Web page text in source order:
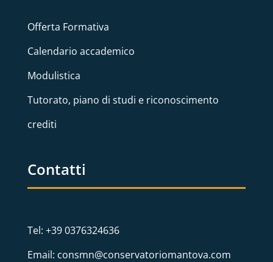
Offerta Formativa
Calendario accademico
Modulistica
Tutorato, piano di studi e riconoscimento
crediti
Contatti
Tel: +39 0376324636
Email: consmn@conservatoriomantova.com